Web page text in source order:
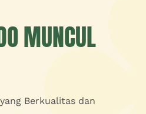
MUNCUL
Berkualitas dan